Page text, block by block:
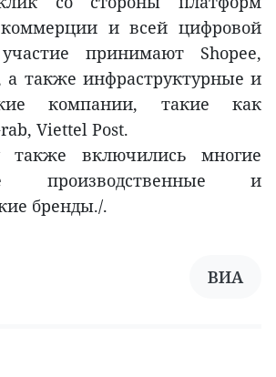
коммерции и всей цифровой
принимают Shopee,
а также инфраструктурные и
компании, такие как
Viettel Post.
также включились многие
производственные и
бренды./.
ВИА